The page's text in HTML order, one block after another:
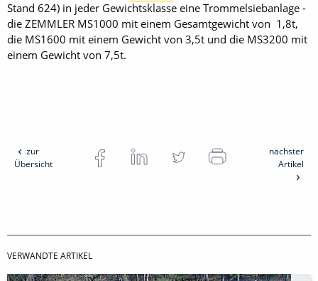
Stand 624) in jeder Gewichtsklasse eine Trommelsiebanlage -
die ZEMMLER MS1000 mit einem Gesamtgewicht von 1,8t,
die MS1600 mit einem Gewicht von 3,5t und die MS3200 mit
einem Gewicht von 7,5t.
zur
Übersicht
nächster
Artikel
VERWANDTE ARTIKEL